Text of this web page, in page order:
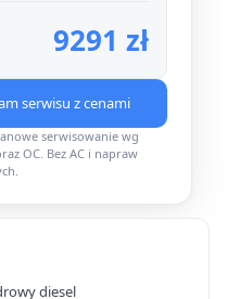
9291 zł
serwisu z cenami
serwisowanie wg
OC. Bez AC i napraw
diesel